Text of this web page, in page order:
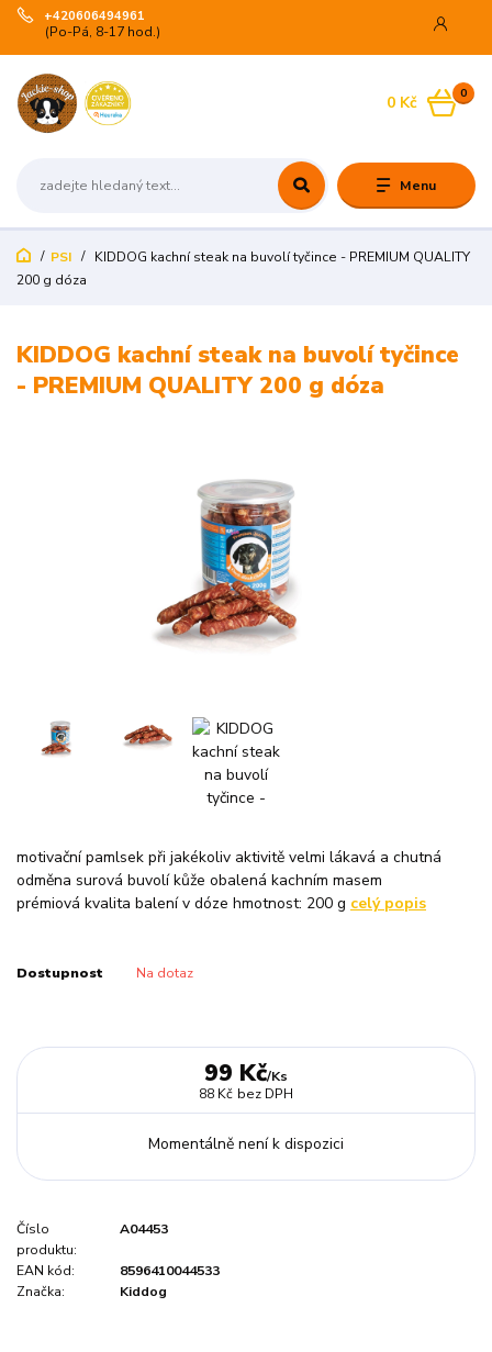
Menu
+420606494961
(Po-Pá, 8-17 hod.)
0
0 Kč
PSI
KIDDOG kachní steak na buvolí tyčince - PREMIUM QUALITY
200 g dóza
KIDDOG kachní steak na buvolí tyčince
- PREMIUM QUALITY 200 g dóza
motivační pamlsek při jakékoliv aktivitě velmi lákavá a chutná
odměna surová buvolí kůže obalená kachním masem
prémiová kvalita balení v dóze hmotnost: 200 g celý popis
Dostupnost Na dotaz
99 Kč/Ks
88 Kč bez DPH
Momentálně není k dispozici
Číslo
produktu:
A04453
EAN kód:
8596410044533
Značka:
Kiddog